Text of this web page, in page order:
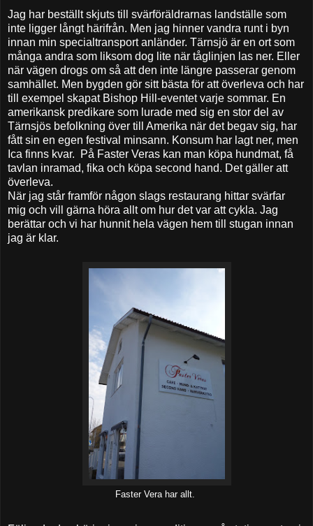
Jag har beställt skjuts till svärföräldrarnas landställe som
inte ligger långt härifrån. Men jag hinner vandra runt i byn
innan min specialtransport anländer. Tärnsjö är en ort som
många andra som liksom dog lite när tåglinjen las ner. Eller
när vägen drogs om så att den inte längre passerar genom
samhället. Men bygden gör sitt bästa för att överleva och har
till exempel skapat Bishop Hill-eventet varje sommar. En
amerikansk predikare som lurade med sig en stor del av
Tärnsjös befolkning över till Amerika när det begav sig, har
fått sin en egen festival minsann. Konsum har lagt ner, men
Ica finns kvar. På Faster Veras kan man köpa hundmat, få
tavlan inramad, fika och köpa second hand. Det gäller att
överleva.
När jag står framför någon slags restaurang hittar svärfar
mig och vill gärna höra allt om hur det var att cykla. Jag
berättar och vi har hunnit hela vägen hem till stugan innan
jag är klar.
Faster Vera har allt.